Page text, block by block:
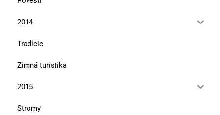
2014
Tradície
Zimná turistika
2015
Stromy